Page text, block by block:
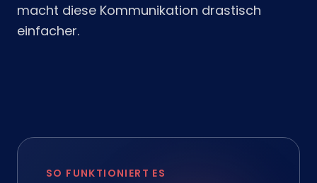
macht diese Kommunikation drastisch
einfacher.
SO FUNKTIONIERT ES